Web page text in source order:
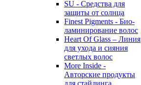
SU - Средства для
защиты от солнца
Finest Pigments - Био-
ламинирование волос
Heart Of Glass – Линия
для ухода и сияния
светлых волос
More Inside -
Авторские продукты
для стайлинга